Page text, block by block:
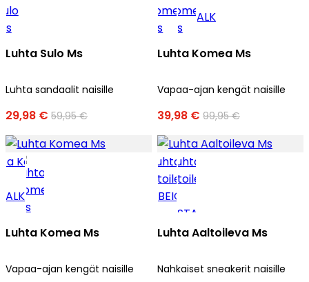
Luhta Sulo Ms
Luhta sandaalit naisille
29,98 € 59,95 €
Luhta Komea Ms
Vapaa-ajan kengät naisille
39,98 € 99,95 €
Luhta Komea Ms
Vapaa-ajan kengät naisille
Luhta Aaltoileva Ms
Nahkaiset sneakerit naisille